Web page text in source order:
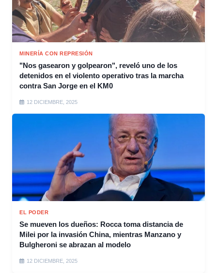
MINERÍA CON REPRESIÓN
"Nos gasearon y golpearon", reveló uno de los
detenidos en el violento operativo tras la marcha
contra San Jorge en el KM0
12 DICIEMBRE, 2025
EL PODER
Se mueven los dueños: Rocca toma distancia de
Milei por la invasión China, mientras Manzano y
Bulgheroni se abrazan al modelo
12 DICIEMBRE, 2025